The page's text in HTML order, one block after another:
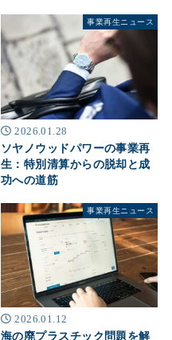
事業再生ニュース
2026.01.28
ソヤノウッドパワーの事業再
生：特別清算からの脱却と成
功への道筋
事業再生ニュース
2026.01.12
海の廃プラスチック問題を解